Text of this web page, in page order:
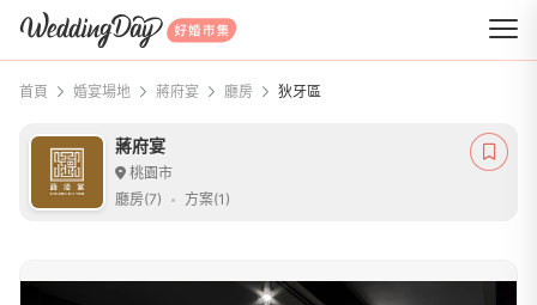
WeddingDay 好婚市集
首頁 婚宴場地 蔣府宴 廳房 狄牙區
蔣府宴
桃園市
廳房(7)
方案(1)